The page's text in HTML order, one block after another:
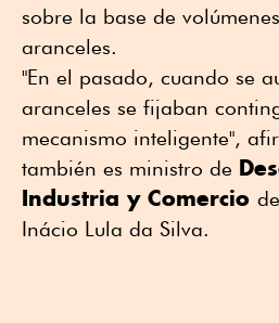
sobre la base de
aranceles.
"En el pasado, cuando se
aranceles se fijaban
mecanismo inteligente",
también es ministro de
Industria y Comercio
Inácio Lula da Silva.